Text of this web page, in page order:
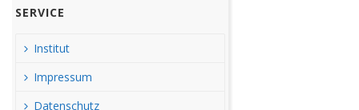
SERVICE
Institut
Impressum
Datenschutz